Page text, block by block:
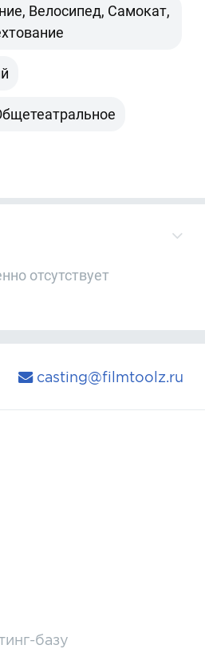
Велосипед, Самокат,
отсутствует
casting@filmtoolz.ru
базу